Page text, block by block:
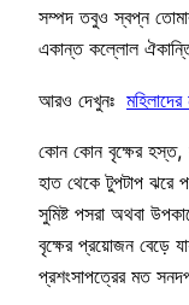
সম্পদ তবুও স্বপ্ন
একান্ত কল্লোল
আরও দেখুনঃ
কোন কোন বৃক্ষের
হাত থেকে টুপটাপ ঝরে
সুমিষ্ট পসরা অথবা
বৃক্ষের প্রয়োজন বেড়ে
প্রশংসাপত্রের মত